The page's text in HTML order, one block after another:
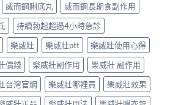
威而鋼脷底丸
威而鋼長期食副作用
持續勃起超過4小時急診
樂威壯 樂威壯ptt
樂威壯使用心得
價錢 樂威壯副作用
樂威壯 副作用
台灣官網 樂威壯哪裡買
樂威壯效果